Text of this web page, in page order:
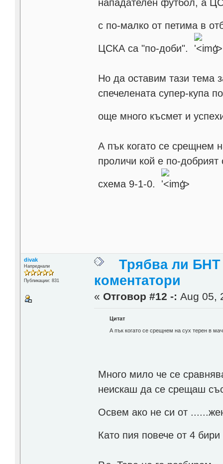
нападателен футбол, а
с по-малко от петима в
ЦСКА са "по-доби". '>
Но да оставим тази тема
спечелената супер-купа
още много късмет и
А пък когато се срещнем
проличи кой е по-
схема 9-1-0. '>
divak
Напреднали
Публикации: 831
Трябва ли БНТ
коментатори
« Отговор #12 -: Aug 05,
Цитат
А пък когато се срещнем на сух терен в
Много мило че се
неискаш да се срещаш
Освем ако не си от
Като пия повече от 4